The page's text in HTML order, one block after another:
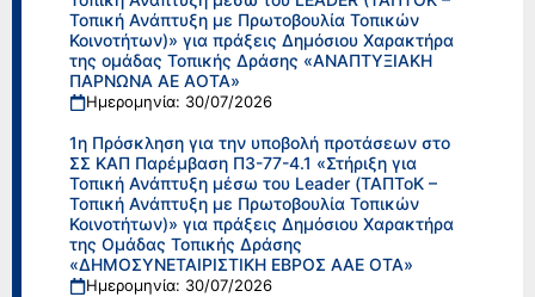
Τοπική Ανάπτυξη με Πρωτοβουλία Τοπικών
Κοινοτήτων)» για πράξεις Δημόσιου Χαρακτήρα
της ομάδας Τοπικής Δράσης «ΑΝΑΠΤΥΞΙΑΚΗ
ΠΑΡΝΩΝΑ ΑΕ ΑΟΤΑ»
Ημερομηνία: 30/07/2026
1η Πρόσκληση για την υποβολή προτάσεων στο
ΣΣ ΚΑΠ Παρέμβαση Π3-77-4.1 «Στήριξη για
Τοπική Ανάπτυξη μέσω του Leader (ΤΑΠΤοΚ –
Τοπική Ανάπτυξη με Πρωτοβουλία Τοπικών
Κοινοτήτων)» για πράξεις Δημόσιου Χαρακτήρα
της Ομάδας Τοπικής Δράσης
«ΔΗΜΟΣΥΝΕΤΑΙΡΙΣΤΙΚΗ ΕΒΡΟΣ ΑΑΕ ΟΤΑ»
Ημερομηνία: 30/07/2026